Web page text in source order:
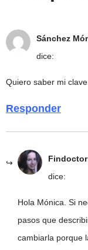
Sánchez
dice:
Quiero saber mi
Responder
Findoctor
dice:
Hola Mónica. Si
pasos que
cambiarla porque